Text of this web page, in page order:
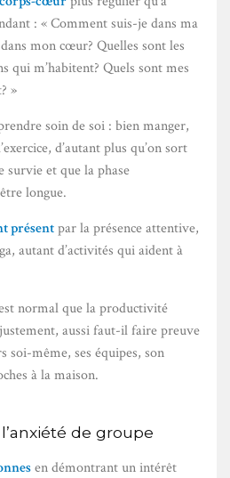
: « Comment suis-je dans ma
mon cœur? Quelles sont les
qui m’habitent? Quels sont mes
»
soin de soi : bien manger,
d’autant plus qu’on sort
survie et que la phase
longue.
présentpar la présence attentive,
autant d’activités qui aident à
normal que la productivité
aussi faut-il faire preuve
soi-même, ses équipes, son
à la maison.
de groupe
en démontrant un intérêt